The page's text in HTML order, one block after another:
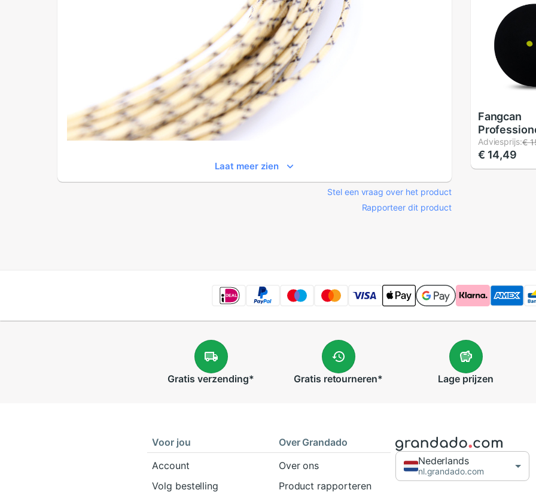
Laat meer zien
Stel een vraag over het product
Rapporteer dit product
Fangcan
Geel Dot
Twee Gele
Lage
Adviesprijs:€
€ 14,49
Gratis verzending* Gratis retourneren* Lage prijzen
Voor jou
Account
Volg bestelling
Over Grandado
Over ons
Product rapporteren
Nederlands
nl.grandado.com